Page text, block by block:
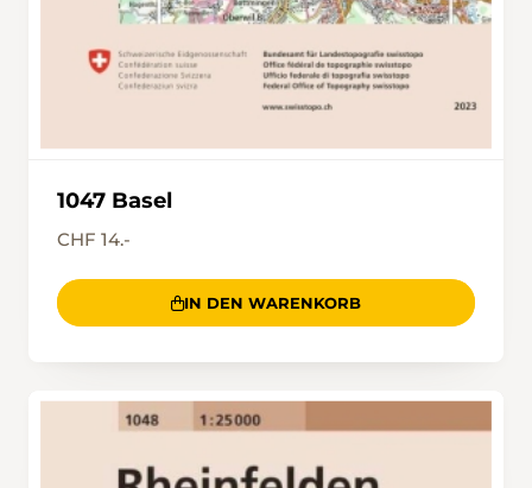
1047 Basel
CHF 14.-
IN DEN WARENKORB